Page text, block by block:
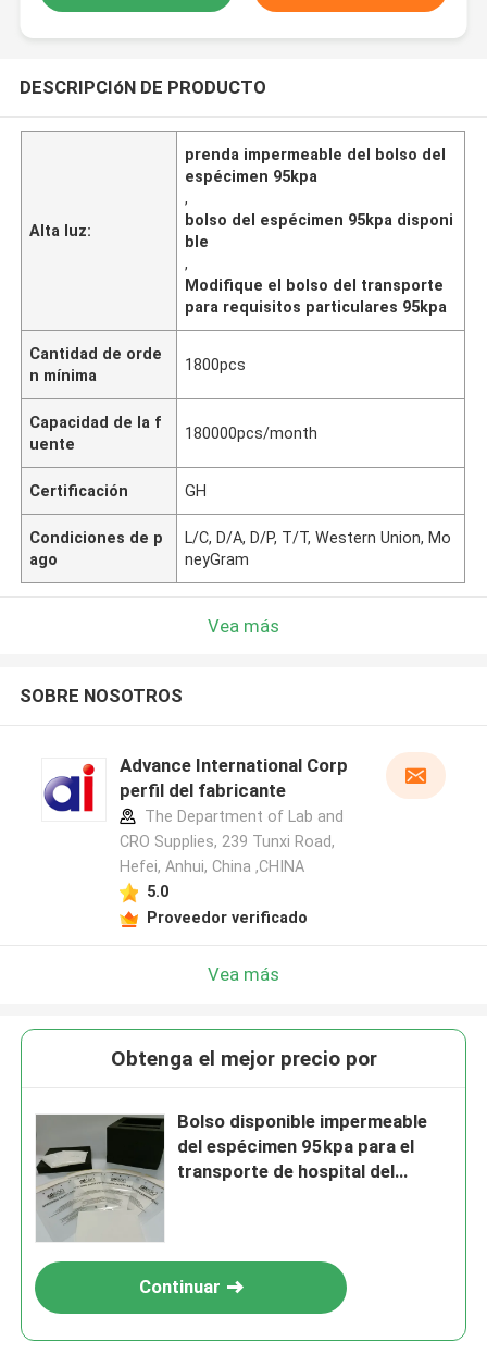
DESCRIPCIóN DE PRODUCTO
Alta luz:
prenda impermeable del bolso del
espécimen 95kpa
,
bolso del espécimen 95kpa disponi
ble
,
Modifique el bolso del transporte
para requisitos particulares 95kpa
Cantidad de orde
n mínima
1800pcs
Capacidad de la f
uente
180000pcs/month
Certificación GH
Condiciones de p
ago
L/C, D/A, D/P, T/T, Western Union, Mo
neyGram
Vea más
SOBRE NOSOTROS
Advance International Corp
perfil del fabricante
The Department of Lab and
CRO Supplies, 239 Tunxi Road,
Hefei, Anhui, China ,CHINA
5.0
Proveedor verificado
Vea más
Obtenga el mejor precio por
Bolso disponible impermeable
del espécimen 95kpa para el
transporte de hospital del
Continuar